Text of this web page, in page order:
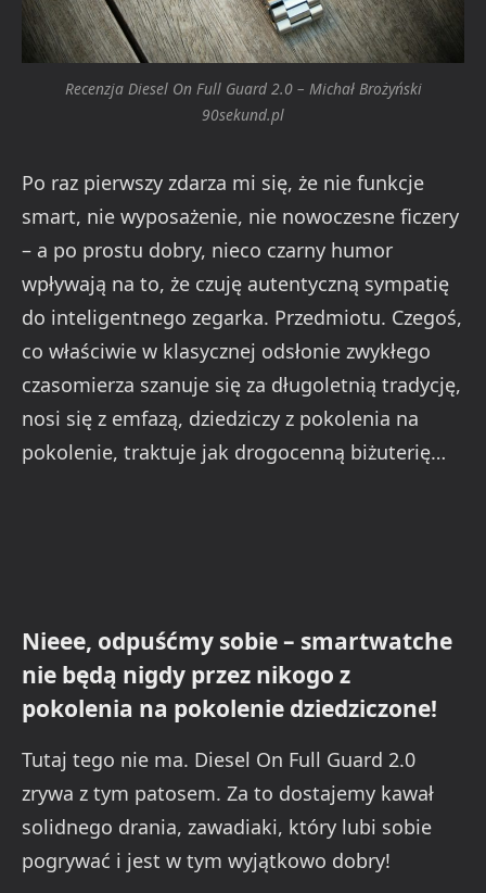
Recenzja Diesel On Full Guard 2.0 – Michał Brożyński
90sekund.pl
Po raz pierwszy zdarza mi się, że nie funkcje
smart, nie wyposażenie, nie nowoczesne ficzery
– a po prostu dobry, nieco czarny humor
wpływają na to, że czuję autentyczną sympatię
do inteligentnego zegarka. Przedmiotu. Czegoś,
co właściwie w klasycznej odsłonie zwykłego
czasomierza szanuje się za długoletnią tradycję,
nosi się z emfazą, dziedziczy z pokolenia na
pokolenie, traktuje jak drogocenną biżuterię…
Nieee, odpuśćmy sobie – smartwatche
nie będą nigdy przez nikogo z
pokolenia na pokolenie dziedziczone!
Tutaj tego nie ma. Diesel On Full Guard 2.0
zrywa z tym patosem. Za to dostajemy kawał
solidnego drania, zawadiaki, który lubi sobie
pogrywać i jest w tym wyjątkowo dobry!